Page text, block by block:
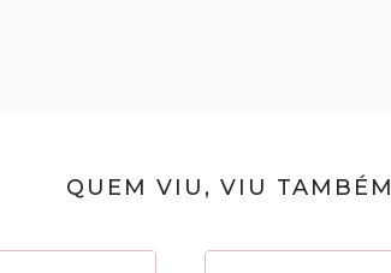
QUEM VIU, VIU TAMBÉM